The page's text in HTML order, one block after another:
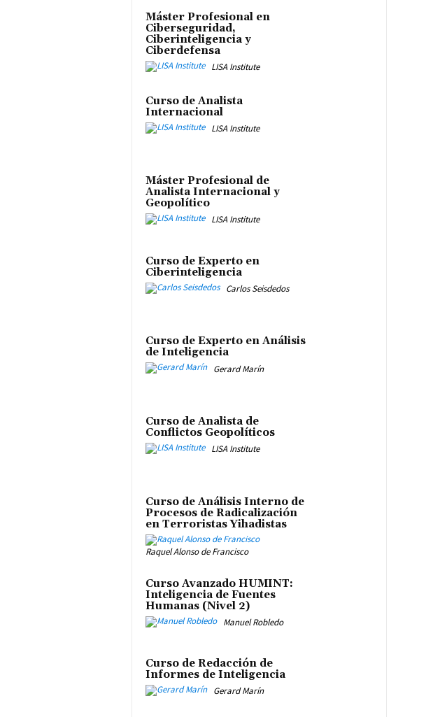
Máster Profesional en
Ciberseguridad,
Ciberinteligencia y
Ciberdefensa
LISA Institute
Curso de Analista
Internacional
LISA Institute
Máster Profesional de
Analista Internacional y
Geopolítico
LISA Institute
Curso de Experto en
Ciberinteligencia
Carlos Seisdedos
Curso de Experto en Análisis
de Inteligencia
Gerard Marín
Curso de Analista de
Conflictos Geopolíticos
LISA Institute
Curso de Análisis Interno de
Procesos de Radicalización
en Terroristas Yihadistas
Raquel Alonso de Francisco
Curso Avanzado HUMINT:
Inteligencia de Fuentes
Humanas (Nivel 2)
Manuel Robledo
Curso de Redacción de
Informes de Inteligencia
Gerard Marín